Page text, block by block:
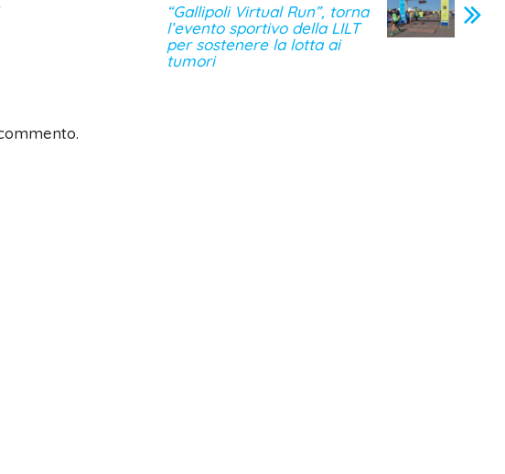
“Gallipoli Virtual Run”, torna
l’evento sportivo della LILT
per sostenere la lotta ai
tumori